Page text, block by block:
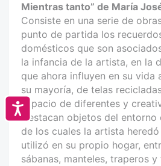
Accesibilidad
Mientras tanto” de María
Consiste en una serie de
punto de partida los
domésticos que son
la infancia de la artista, en la
que ahora influyen en su vida
su mayoría, de telas
espacio de diferentes y
Destacan objetos del entorno
de los cuales la artista
utilizó en su propio hogar,
sábanas, manteles, traperos y